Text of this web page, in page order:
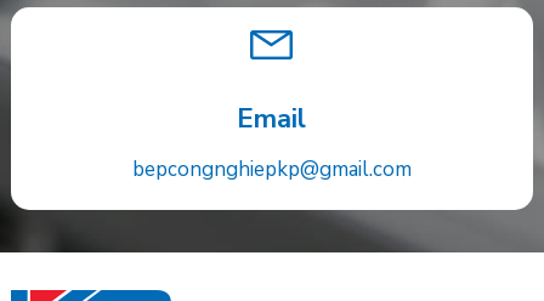
Email
bepcongnghiepkp@gmail.com